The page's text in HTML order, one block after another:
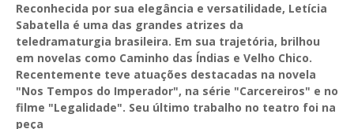
Reconhecida por sua elegância e versatilidade, Letícia
Sabatella é uma das grandes atrizes da
teledramaturgia brasileira. Em sua trajetória, brilhou
em novelas como Caminho das Índias e Velho Chico.
Recentemente teve atuações destacadas na novela
"Nos Tempos do Imperador", na série "Carcereiros" e no
filme "Legalidade". Seu último trabalho no teatro foi na
peça